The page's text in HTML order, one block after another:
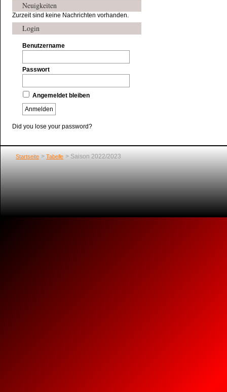
Neuigkeiten
Zurzeit sind keine Nachrichten vorhanden.
Login
Benutzername
Passwort
Angemeldet bleiben
Did you lose your password?
Startseite Tabelle Saison 2022/2023